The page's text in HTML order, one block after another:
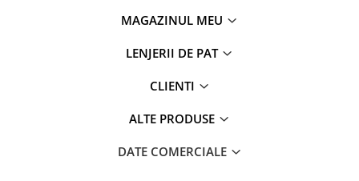
MAGAZINUL MEU
LENJERII DE PAT
CLIENTI
ALTE PRODUSE
DATE COMERCIALE